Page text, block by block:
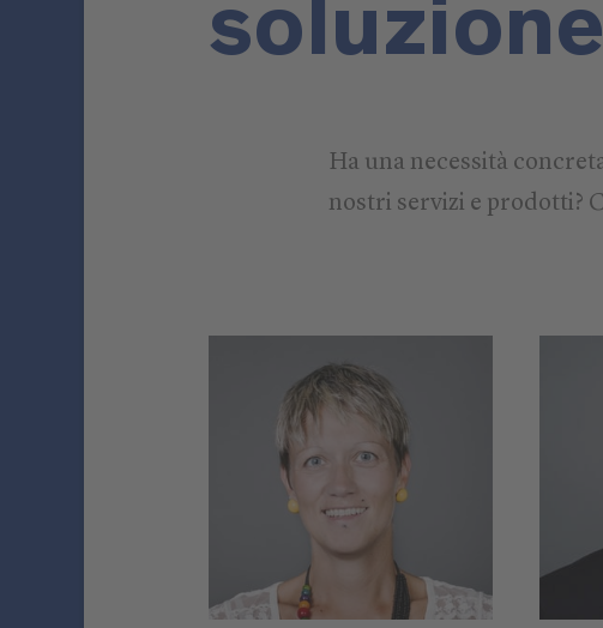
soluzione
Ha una necessità
nostri servizi e prodotti?